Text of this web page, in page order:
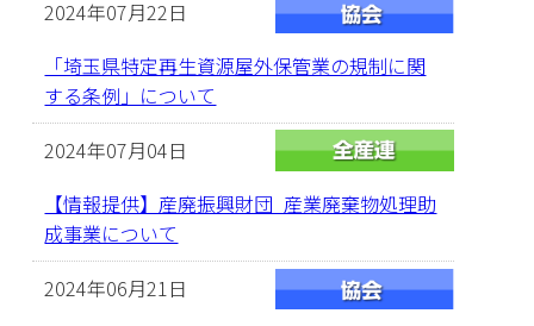
2024年07月22日
「埼玉県特定再生資源屋外保管業の規制に関
する条例」について
2024年07月04日
【情報提供】産廃振興財団_産業廃棄物処理助
成事業について
2024年06月21日